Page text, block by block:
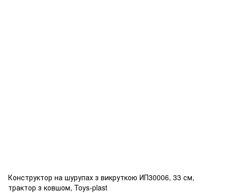
Конструктор на шурупах з викруткою ИП30006, 33 см,
трактор з ковшом, Toys-plast